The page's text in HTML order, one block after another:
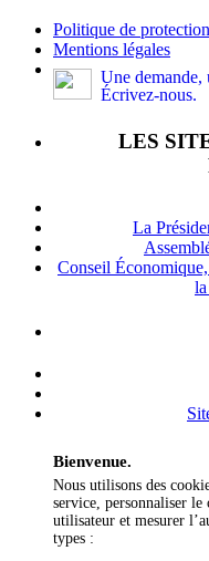
Politique de
Mentions légales
Une demande,
Écrivez-nous.
LES
La
Conseil
Bienvenue.
Nous utilisons des
service, personnaliser le
utilisateur et mesurer
types :